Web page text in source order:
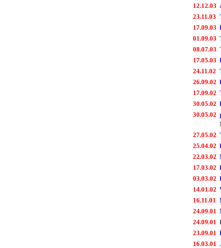
12.12.03
23.11.03
17.09.03
01.09.03
08.07.03
17.05.03
24.11.02
26.09.02
17.09.02
30.05.02
30.05.02
27.05.02
25.04.02
22.03.02
17.03.02
03.03.02
14.01.02
16.11.01
24.09.01
24.09.01
23.09.01
16.03.01